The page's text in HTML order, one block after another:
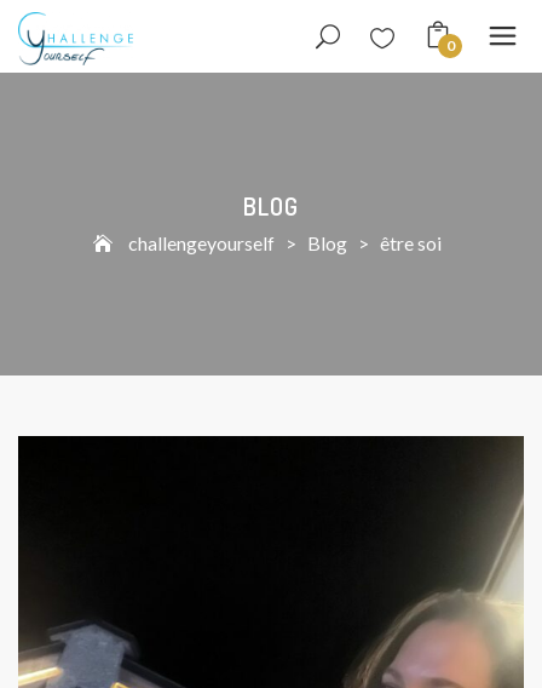
0
BLOG
challengeyourself > Blog > être soi